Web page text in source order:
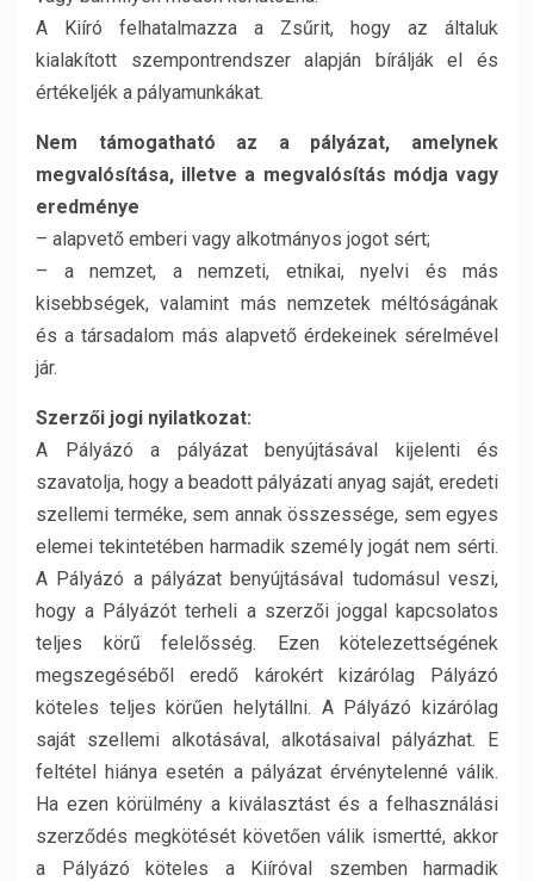
A Kiíró felhatalmazza a Zsűrit, hogy az általuk
kialakított szempontrendszer alapján bírálják el és
értékeljék a pályamunkákat.
Nem támogatható az a pályázat, amelynek
megvalósítása, illetve a megvalósítás módja vagy
eredménye
– alapvető emberi vagy alkotmányos jogot sért;
– a nemzet, a nemzeti, etnikai, nyelvi és más
kisebbségek, valamint más nemzetek méltóságának
és a társadalom más alapvető érdekeinek sérelmével
jár.
Szerzői jogi nyilatkozat:
A Pályázó a pályázat benyújtásával kijelenti és
szavatolja, hogy a beadott pályázati anyag saját, eredeti
szellemi terméke, sem annak összessége, sem egyes
elemei tekintetében harmadik személy jogát nem sérti.
A Pályázó a pályázat benyújtásával tudomásul veszi,
hogy a Pályázót terheli a szerzői joggal kapcsolatos
teljes körű felelősség. Ezen kötelezettségének
megszegéséből eredő károkért kizárólag Pályázó
köteles teljes körűen helytállni. A Pályázó kizárólag
saját szellemi alkotásával, alkotásaival pályázhat. E
feltétel hiánya esetén a pályázat érvénytelenné válik.
Ha ezen körülmény a kiválasztást és a felhasználási
szerződés megkötését követően válik ismertté, akkor
a Pályázó köteles a Kiíróval szemben harmadik